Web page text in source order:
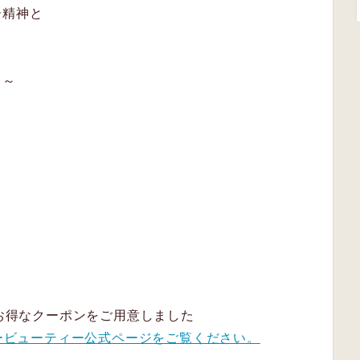
神と
なクーポンをご用意しました
ューティー公式ページをご覧ください。